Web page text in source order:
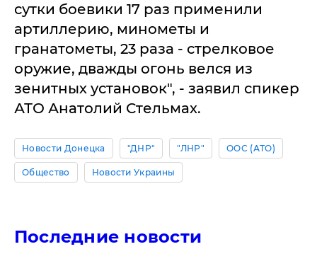
сутки боевики 17 раз применили
артиллерию, минометы и
гранатометы, 23 раза - стрелковое
оружие, дважды огонь велся из
зенитных установок", - заявил спикер
АТО Анатолий Стельмах.
Новости Донецка "ДНР" "ЛНР" ООС (АТО)
Общество Новости Украины
Последние новости